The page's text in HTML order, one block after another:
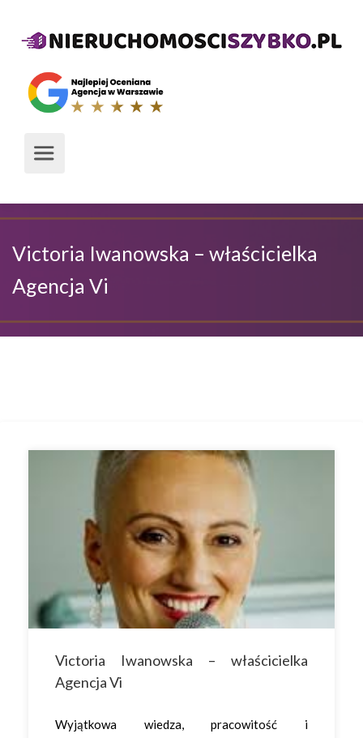
Victoria Iwanowska – właścicielka
Agencja Vi
Victoria Iwanowska – właścicielka
Agencja Vi
Wyjątkowa wiedza, pracowitość i